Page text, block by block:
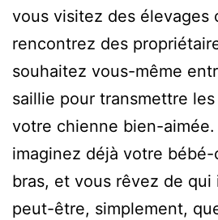
vous visitez des élevages
rencontrez des
souhaitez vous-même
saillie pour transmettre
votre chienne bien-
imaginez déjà votre
bras, et vous rêvez de qui
peut-être, simplement,